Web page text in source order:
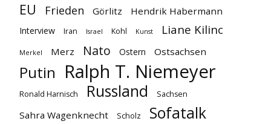
EU Frieden Görlitz Hendrik Habermann
Interview Iran Israel Kohl Kunst Liane Kilinc
Merkel Merz Nato Ostern Ostsachsen
Putin Ralph T. Niemeyer
Ronald Harnisch Russland Sachsen
Sahra Wagenknecht Scholz Sofatalk